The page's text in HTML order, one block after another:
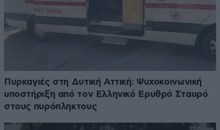
Πυρκαγιές στη Δυτική Αττική: Ψυχοκοινωνική
υποστήριξη από τον Ελληνικό Ερυθρό Σταυρό
στους πυρόπληκτους